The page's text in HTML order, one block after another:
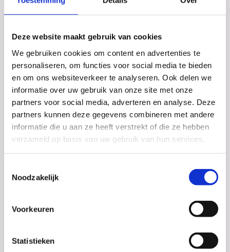
Deze website maakt gebruik van cookies
We gebruiken cookies om content en advertenties te
personaliseren, om functies voor social media te bieden
en om ons websiteverkeer te analyseren. Ook delen we
informatie over uw gebruik van onze site met onze
partners voor social media, adverteren en analyse. Deze
partners kunnen deze gegevens combineren met andere
informatie die u aan ze heeft verstrekt of die ze hebben
verzameld op basis van uw gebruik van hun services.
Noodzakelijk
Voorkeuren
Statistieken
Vrijdag 5 juni was een dag om nooit te vergeten! Met
maar liefst twee Streetdance teams reisden we met
het Stedelijk Dalton College Alkmaar af naar...